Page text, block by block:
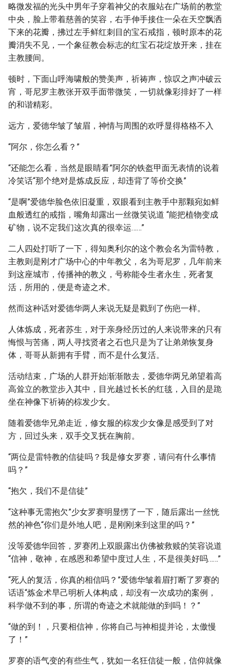
略微发福的光头中男年子穿着神父的衣服站在广场前的教堂
中央，脸上带着慈善的笑容，右手伸手接住一朵在天空飘洒
下来的花瓣，拂过左手鲜红刺目的宝石戒指，顿时原本的花
瓣消失不见，一个象征教会标志的红宝石花绽放开来，挂在
主教腰间。
顿时，下面山呼海啸般的赞美声，祈祷声，惊叹之声冲破云
宵，哥尼罗主教张开双手面带微笑，一切就像彩排好了一样
的和谐精彩。
远方，爱德华皱了皱眉，神情与周围的欢呼显得格格不入
“阿尔，你怎么看？”
“还能怎么看，当然是眼睛看”阿尔的铁盔甲面无表情的说着
冷笑话“那个绝对是炼成反应，却违背了等价交换”
“是啊”爱德华脸色依旧凝重，双眼看到主教手中那颗宛如鲜
血般透红的戒指，嘴角却露出一丝微笑说道 “能把植物变成
矿物，说不定我们这次真的很幸运……”
二人四处打听了一下，得知奥利尔的这个教会名为雷特教，
主教则是刚才广场中心的中年教父，名为哥尼罗，几年前来
到这座城市，传播神的教义，号称能令生者永生，死者复
活，所用的，便是奇迹之术。
然而这种话对爱德华两人来说无疑是戳到了伤疤一样。
人体炼成，死者苏生，对于亲身经历过的人来说带来的只有
悔恨与苦痛，两人寻找贤者之石也只是为了让弟弟恢复身
体，哥哥从新拥有手臂，而不是什么复活。
活动结束，广场的人群开始渐渐散去，爱德华两兄弟望着高
高耸立的教堂步入其中，目光越过长长的红毯，入目的是跪
坐在神像下祈祷的棕发少女。
随着爱德华兄弟走近，修女服的棕发少女像是感受到了对
方，回过头来，双手交叉抚在胸前。
“两位是雷特教的信徒吗？我是修女罗赛，请问有什么事情
吗？”
“抱欠，我们不是信徒”
“这种事无需抱欠”少女罗赛明显愣了一下，随后露出一丝恍
然的神色“你们是外地人吧，是刚刚来到这里的吗？”
没等爱德华回答，罗赛闭上双眼露出仿佛被救赎的笑容说道
“信神，敬神，在感恩和希望中度过人生，不是很美好吗……”
“死人的复活，你真的相信吗？”爱德华皱着眉打断了罗赛的
话语“炼金术早己明析人体构成，却没有一次成功的案例，
科学做不到的事，所谓的奇迹之术就能做的到吗！？”
“做的到！，只要相信神，你将自己与神相提并论，太傲慢
了！”
罗赛的语气变的有些生气，犹如一名狂信徒一般，信仰就像